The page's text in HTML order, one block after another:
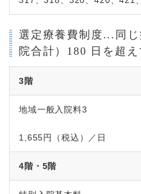
選定療養費制度...同
院合計）180 日を超
3階
地域一般入院料3
1,655円（税込）／日
4階・5階